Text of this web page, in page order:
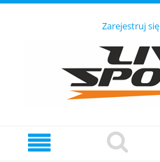
Zarejestruj się